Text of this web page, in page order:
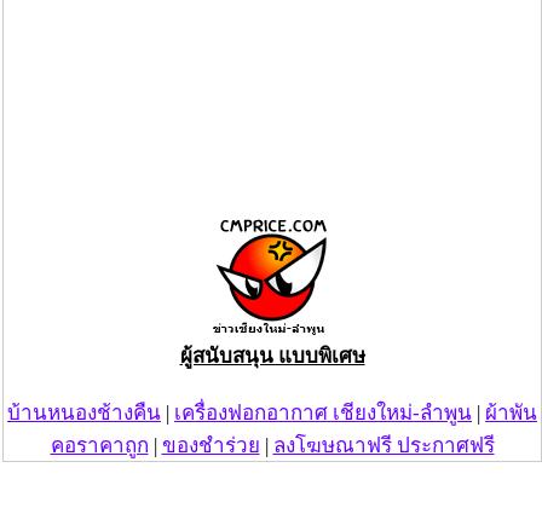
ผู้สนับสนุน แบบพิเศษ
บ้านหนองช้างคืน | เครื่องฟอกอากาศ เชียงใหม่-ลำพูน | ผ้าพัน
คอราคาถูก | ของชำร่วย | ลงโฆษณาฟรี ประกาศฟรี